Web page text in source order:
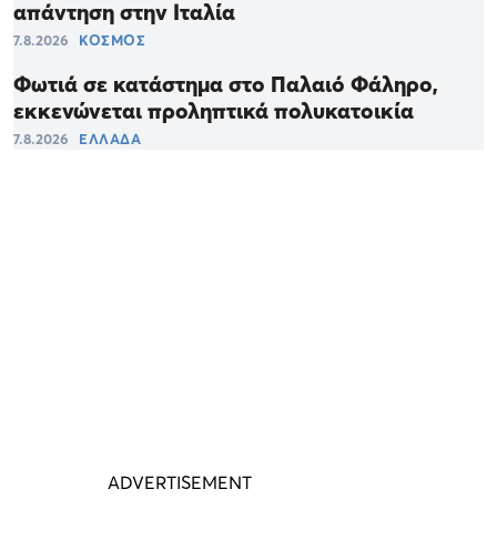
απάντηση στην Ιταλία
7.8.2026 ΚΟΣΜΟΣ
Φωτιά σε κατάστημα στο Παλαιό Φάληρο,
εκκενώνεται προληπτικά πολυκατοικία
7.8.2026 ΕΛΛΑΔΑ